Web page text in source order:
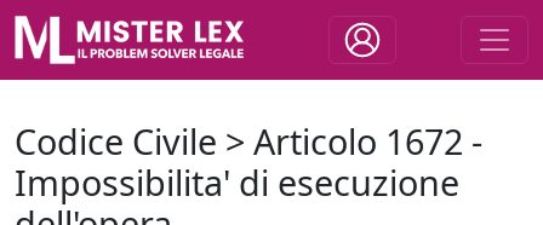
Codice Civile > Articolo 1672 -
Impossibilita' di esecuzione